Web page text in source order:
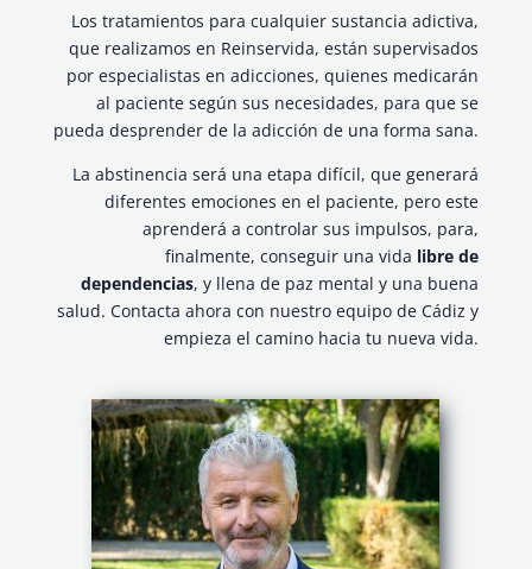
Los tratamientos para cualquier sustancia adictiva,
que realizamos en Reinservida, están supervisados
por especialistas en adicciones, quienes medicarán
al paciente según sus necesidades, para que se
pueda desprender de la adicción de una forma sana.
La abstinencia será una etapa difícil, que generará
diferentes emociones en el paciente, pero este
aprenderá a controlar sus impulsos, para,
finalmente, conseguir una vida libre de
dependencias, y llena de paz mental y una buena
salud. Contacta ahora con nuestro equipo de Cádiz y
empieza el camino hacia tu nueva vida.